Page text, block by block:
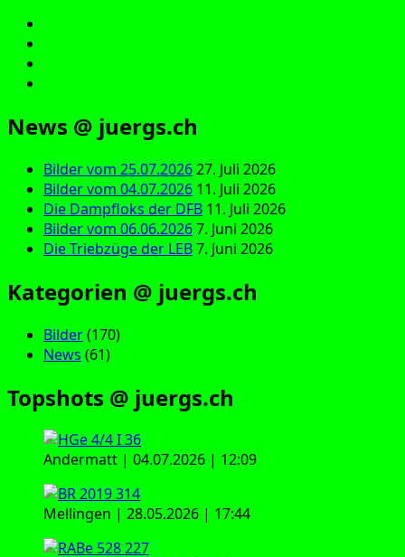
News @ juergs.ch
Bilder vom 25.07.202627. Juli 2026
Bilder vom 04.07.2026 11. Juli 2026
Die Dampfloks der DFB 11. Juli 2026
Bilder vom 06.06.20267. Juni 2026
Die Triebzüge der LEB7. Juni 2026
Kategorien @ juergs.ch
Bilder(170)
News (61)
Topshots @ juergs.ch
Andermatt | 04.07.2026 | 12:09
Mellingen | 28.05.2026 | 17:44